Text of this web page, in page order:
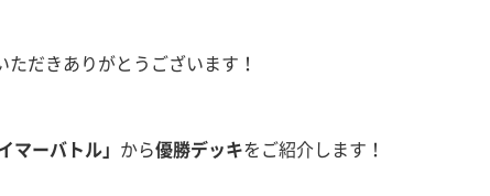
だきありがとうございます！
マーバトル」 から優勝デッキをご紹介します！